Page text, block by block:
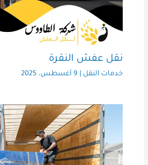
نقل عفش النقرة
خدمات النقل 9 أغسطس، 2025